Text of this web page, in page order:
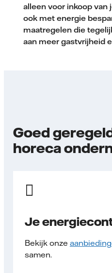
alleen voor inkoop van
ook met energie
maatregelen die
aan meer gastvrijheid
Goed
horeca
Je
Bekijk onze
samen.